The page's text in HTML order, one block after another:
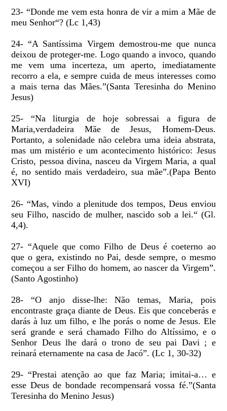
23- “Donde me vem esta honra de vir a mim a Mãe de
meu Senhor“? (Lc 1,43)
24- “A Santíssima Virgem demostrou-me que nunca
deixou de proteger-me. Logo quando a invoco, quando
me vem uma incerteza, um aperto, imediatamente
recorro a ela, e sempre cuida de meus interesses como
a mais terna das Mães.”(Santa Teresinha do Menino
Jesus)
25- “Na liturgia de hoje sobressai a figura de
Maria,verdadeira Mãe de Jesus, Homem-Deus.
Portanto, a solenidade não celebra uma ideia abstrata,
mas um mistério e um acontecimento histórico: Jesus
Cristo, pessoa divina, nasceu da Virgem Maria, a qual
é, no sentido mais verdadeiro, sua mãe”.(Papa Bento
XVI)
26- “Mas, vindo a plenitude dos tempos, Deus enviou
seu Filho, nascido de mulher, nascido sob a lei.“ (Gl.
4,4).
27- “Aquele que como Filho de Deus é coeterno ao
que o gera, existindo no Pai, desde sempre, o mesmo
começou a ser Filho do homem, ao nascer da Virgem”.
(Santo Agostinho)
28- “O anjo disse-lhe: Não temas, Maria, pois
encontraste graça diante de Deus. Eis que conceberás e
darás à luz um filho, e lhe porás o nome de Jesus. Ele
será grande e será chamado Filho do Altíssimo, e o
Senhor Deus lhe dará o trono de seu pai Davi ; e
reinará eternamente na casa de Jacó”. (Lc 1, 30-32)
29- “Prestai atenção ao que faz Maria; imitai-a… e
esse Deus de bondade recompensará vossa fé.”(Santa
Teresinha do Menino Jesus)